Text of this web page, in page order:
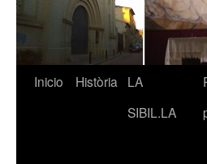
Inicio Història
LA
SIBIL.LA